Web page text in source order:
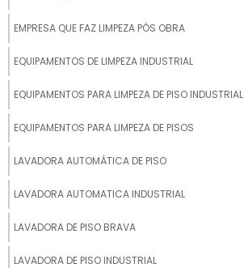
EMPRESA QUE FAZ LIMPEZA PÓS OBRA
EQUIPAMENTOS DE LIMPEZA INDUSTRIAL
EQUIPAMENTOS PARA LIMPEZA DE PISO INDUSTRIAL
EQUIPAMENTOS PARA LIMPEZA DE PISOS
LAVADORA AUTOMÁTICA DE PISO
LAVADORA AUTOMATICA INDUSTRIAL
LAVADORA DE PISO BRAVA
LAVADORA DE PISO INDUSTRIAL